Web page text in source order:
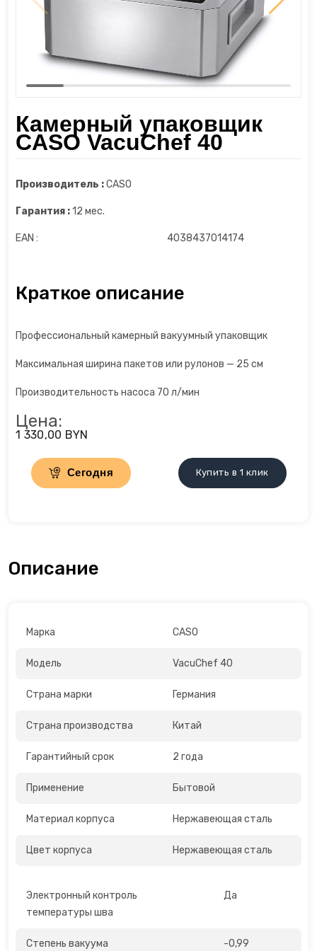
Камерный упаковщик
CASO VacuChef 40
Производитель :CASO
Гарантия :12 мес.
EAN : 4038437014174
Краткое описание
Профессиональный камерный вакуумный упаковщик
Максимальная ширина пакетов или рулонов — 25 см
Производительность насоса 70 л/мин
Цена:
1 330,00 BYN
Сегодня Купить в 1 клик
Описание
Марка CASO
Модель VacuChef 40
Страна марки Германия
Страна производства Китай
Гарантийный срок 2 года
Применение Бытовой
Материал корпуса Нержавеющая сталь
Цвет корпуса Нержавеющая сталь
Электронный контроль
температуры шва
Да
Степень вакуума -0,99
Шкафы для сигар
Измельчители
Йогуртницы
Камерные вакууматоры
Кофемолки
Кухонные комбайны
Льдогенераторы
Миксеры
Мороженицы
Пеновзбиватели
Перколяторы
Пицца мейкер
Плитки
Раклетницы
Рисоварки, пароварки
Пылесосы
Увлажнители воздуха
Утюги и отпариватели